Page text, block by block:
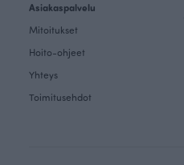
Asiakaspalvelu
Mitoitukset
Hoito-ohjeet
Yhteys
Toimitusehdot